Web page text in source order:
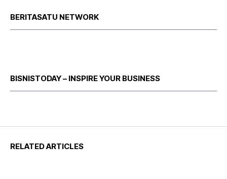
BERITASATU NETWORK
BISNISTODAY – INSPIRE YOUR BUSINESS
RELATED ARTICLES